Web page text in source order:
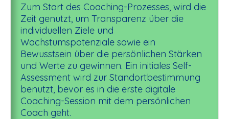
Zum Start des Coaching-Prozesses, wird die
Zeit genutzt, um Transparenz über die
individuellen Ziele und
Wachstumspotenziale sowie ein
Bewusstsein über die persönlichen Stärken
und Werte zu gewinnen. Ein initiales Self-
Assessment wird zur Standortbestimmung
benutzt, bevor es in die erste digitale
Coaching-Session mit dem persönlichen
Coach geht.